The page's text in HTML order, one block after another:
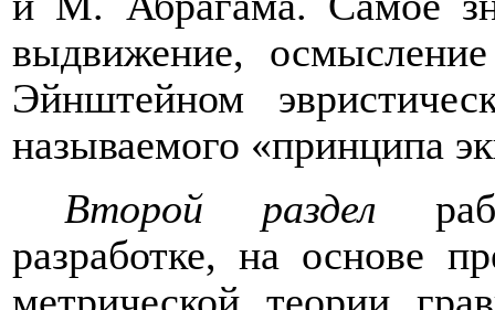
выдвижение,
Эйнштейном
называемого «принципа
Второй раздел
разработке, на основе